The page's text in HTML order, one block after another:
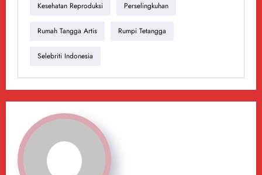
Kesehatan Reproduksi Perselingkuhan
Rumah Tangga Artis Rumpi Tetangga
Selebriti Indonesia